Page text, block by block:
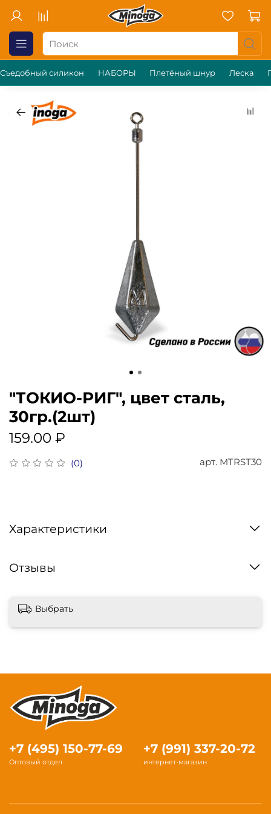
Съедобный силикон НАБОРЫ Плетёный шнур Леска
(0) арт. MTRST30
"ТОКИО-РИГ", цвет сталь,
30гр.(2шт)
159.00 ₽
Характеристики
Отзывы
Выбрать
+7 (495) 150-77-69
Оптовый отдел
+7 (991) 337-20-72
интернет-магазин